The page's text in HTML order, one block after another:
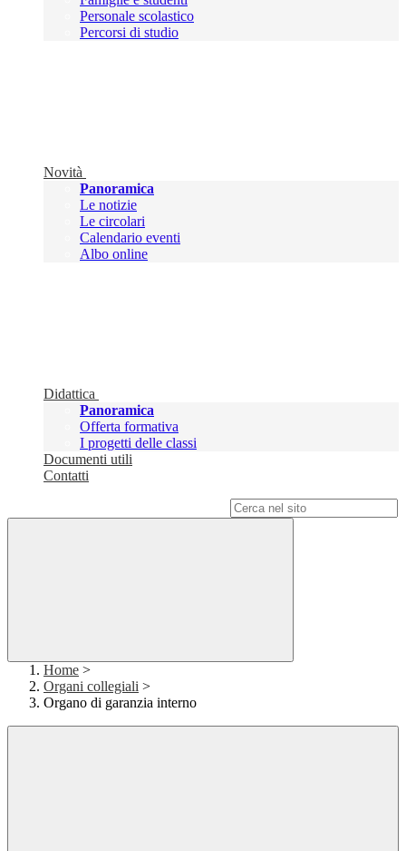
Personale scolastico
Percorsi di studio
Novità
Panoramica
Le notizie
Le circolari
Calendario eventi
Albo online
Didattica
Panoramica
Offerta formativa
I progetti delle classi
Documenti utili
Contatti
Home >
Organi collegiali >
Organo di garanzia interno